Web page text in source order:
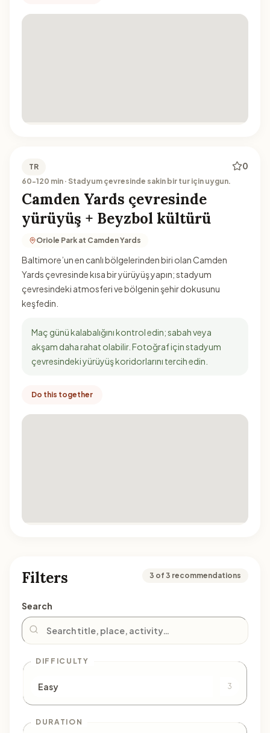
TR
60-120 min · Stadyum çevresinde sakin bir tur için uygun.
0
Camden Yards çevresinde
yürüyüş + Beyzbol kültürü
Oriole Park at Camden Yards
Baltimore’un en canlı bölgelerinden biri olan Camden
Yards çevresinde kısa bir yürüyüş yapın; stadyum
çevresindeki atmosferi ve bölgenin şehir dokusunu
keşfedin.
Maç günü kalabalığını kontrol edin; sabah veya
akşam daha rahat olabilir. Fotoğraf için stadyum
çevresindeki yürüyüş koridorlarını tercih edin.
Do this together
Filters 3 of 3 recommendations
Search
DIFFICULTY
Easy 3
DURATION